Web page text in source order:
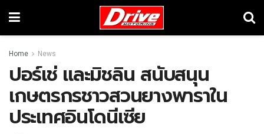
Home News
ปอร์เช่ และมิชลิน สนับสนุน
เกษตรกรชาวสวนยางพาราใน
ประเทศอินโดนีเซีย